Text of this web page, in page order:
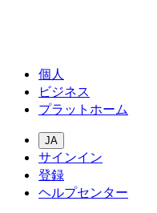
個人
ビジネス
プラットホーム
JA
サインイン
登録
ヘルプセンター